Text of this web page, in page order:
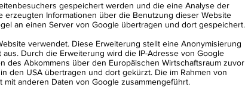
gespeichert werden und die eine Analyse der
Informationen über die Benutzung dieser Website
an einen Server von Google übertragen und dort gespeichert.
verwendet. Diese Erweiterung stellt eine Anonymisierung
Durch die Erweiterung wird die IP-Adresse von Google
des Abkommens über den Europäischen Wirtschaftsraum zuvor
den USA übertragen und dort gekürzt. Die im Rahmen von
anderen Daten von Google zusammengeführt.